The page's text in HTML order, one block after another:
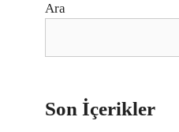
Ara
Son İçerikler